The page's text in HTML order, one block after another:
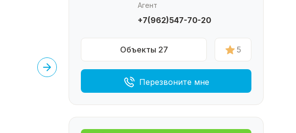
Агент
+7(962)547-70-20
Объекты 27 5
Перезвоните мне